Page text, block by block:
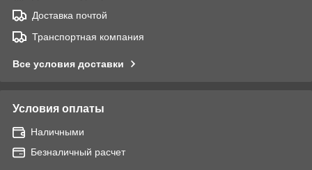
Доставка почтой
Транспортная компания
Все условия доставки
Условия оплаты
Наличными
Безналичный расчет